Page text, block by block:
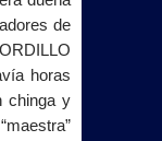
de
horas
chinga y